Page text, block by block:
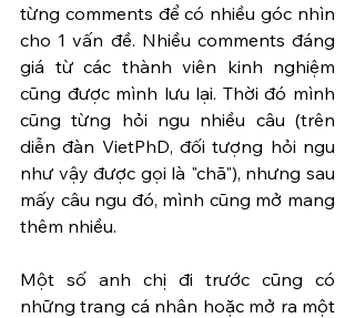
từng comments để có nhiều góc nhìn
cho 1 vấn đề. Nhiều comments đáng
giá từ các thành viên kinh nghiệm
cũng được mình lưu lại. Thời đó mình
cũng từng hỏi ngu nhiều câu (trên
diễn đàn VietPhD, đối tượng hỏi ngu
như vậy được gọi là "chã"), nhưng sau
mấy câu ngu đó, mình cũng mở mang
thêm nhiều.
Một số anh chị đi trước cũng có
những trang cá nhân hoặc mở ra một